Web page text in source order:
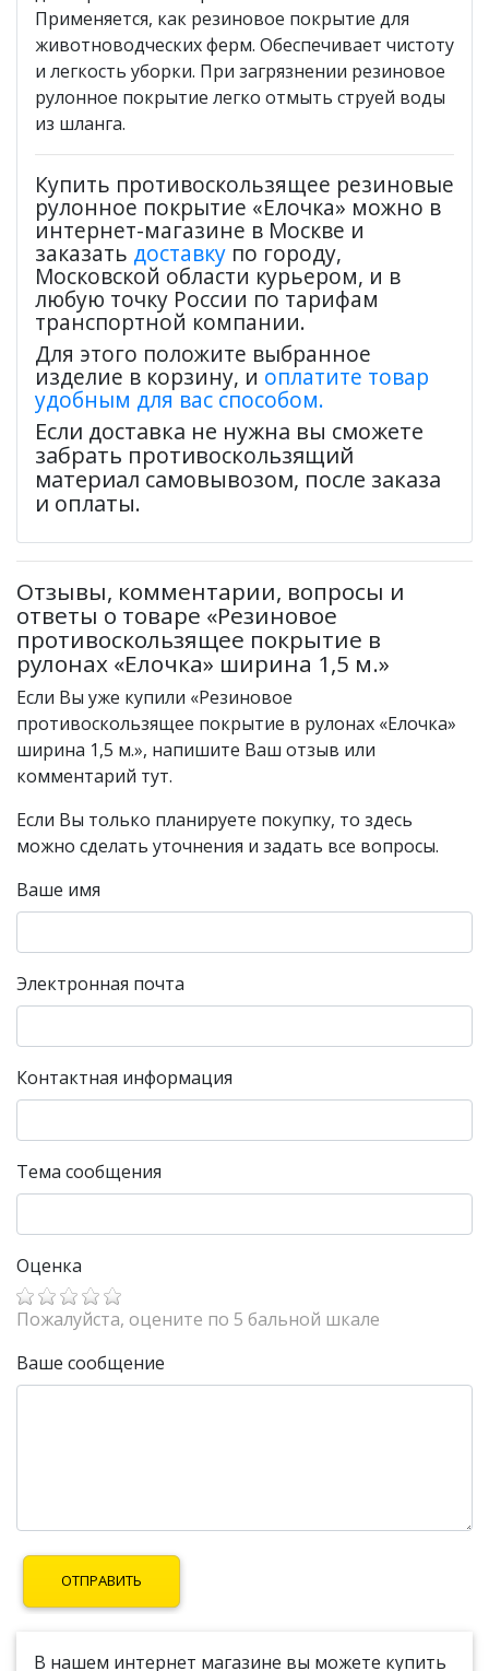
Применяется, как резиновое покрытие для
животноводческих ферм. Обеспечивает чистоту
и легкость уборки. При загрязнении резиновое
рулонное покрытие легко отмыть струей воды
из шланга.
Купить противоскользящее резиновые
рулонное покрытие «Елочка» можно в
интернет-магазине в Москве и
заказать доставку по городу,
Московской области курьером, и в
любую точку России по тарифам
транспортной компании.
Для этого положите выбранное
изделие в корзину, и оплатите товар
удобным для вас способом.
Если доставка не нужна вы сможете
забрать противоскользящий
материал самовывозом, после заказа
и оплаты.
Отзывы, комментарии, вопросы и
ответы о товаре «Резиновое
противоскользящее покрытие в
рулонах «Елочка» ширина 1,5 м.»
Если Вы уже купили «Резиновое
противоскользящее покрытие в рулонах «Елочка»
ширина 1,5 м.», напишите Ваш отзыв или
комментарий тут.
Если Вы только планируете покупку, то здесь
можно сделать уточнения и задать все вопросы.
Ваше имя
Электронная почта
Контактная информация
Тема сообщения
Оценка
Пожалуйста, оцените по 5 бальной шкале
Ваше сообщение
В нашем интернет магазине вы можете купить